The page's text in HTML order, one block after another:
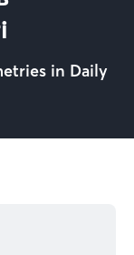
in Daily